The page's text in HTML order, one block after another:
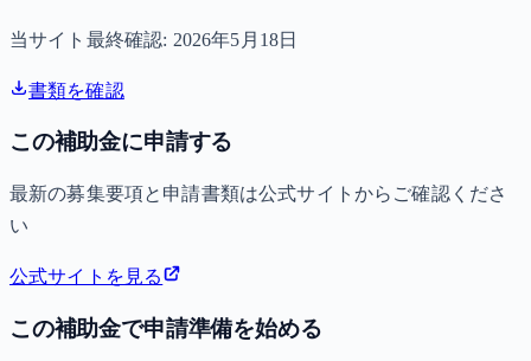
当サイト最終確認: 2026年5月18日
書類を確認
この補助金に申請する
最新の募集要項と申請書類は公式サイトからご確認くださ
い
公式サイトを見る
この補助金で申請準備を始める